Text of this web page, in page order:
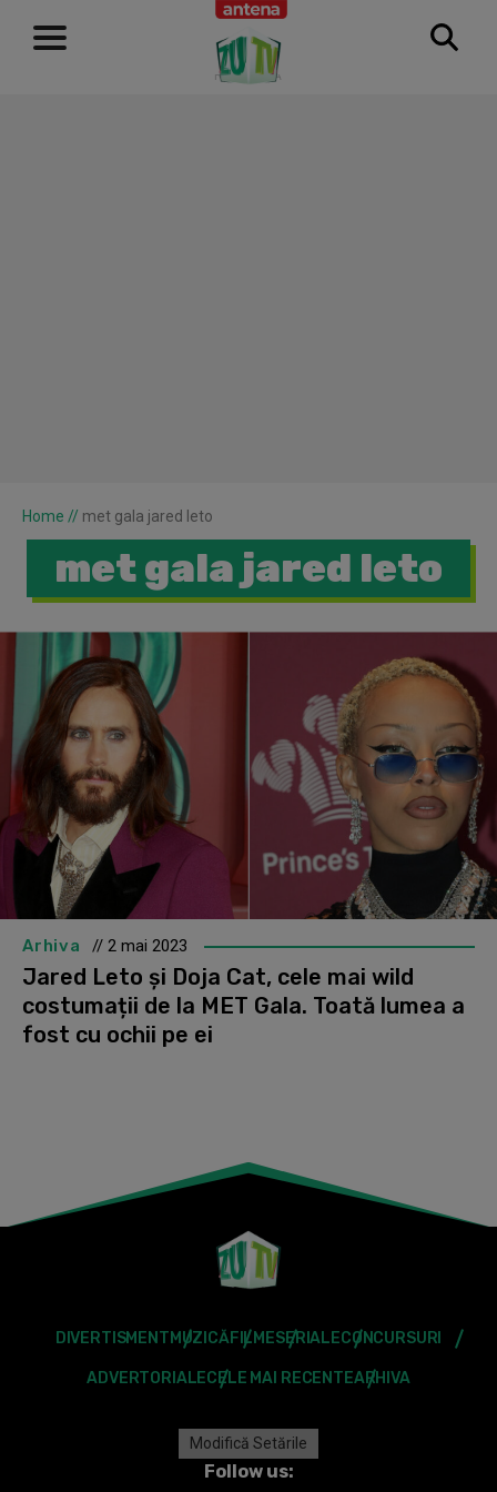
RECLAMĂ
Home // met gala jared leto
met gala jared leto
Arhiva // 2 mai 2023
Jared Leto și Doja Cat, cele mai wild
costumații de la MET Gala. Toată lumea a
fost cu ochii pe ei
DIVERTISMENT MUZICĂFILMESERIALECONCURSURI
ADVERTORIALECELE MAI RECENTEARHIVA
Modifică Setările
Follow us: